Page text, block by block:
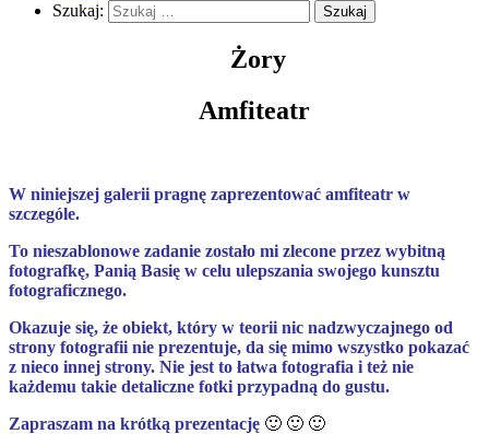
Szukaj:
Żory
Amfiteatr
W niniejszej galerii pragnę zaprezentować amfiteatr w
szczególe.
To nieszablonowe zadanie zostało mi zlecone przez wybitną
fotografkę, Panią Basię w celu ulepszania swojego kunsztu
fotograficznego.
Okazuje się, że obiekt, który w teorii nic nadzwyczajnego od
strony fotografii nie prezentuje, da się mimo wszystko pokazać
z nieco innej strony. Nie jest to łatwa fotografia i też nie
każdemu takie detaliczne fotki przypadną do gustu.
Zapraszam na krótką prezentację 🙂 🙂 🙂